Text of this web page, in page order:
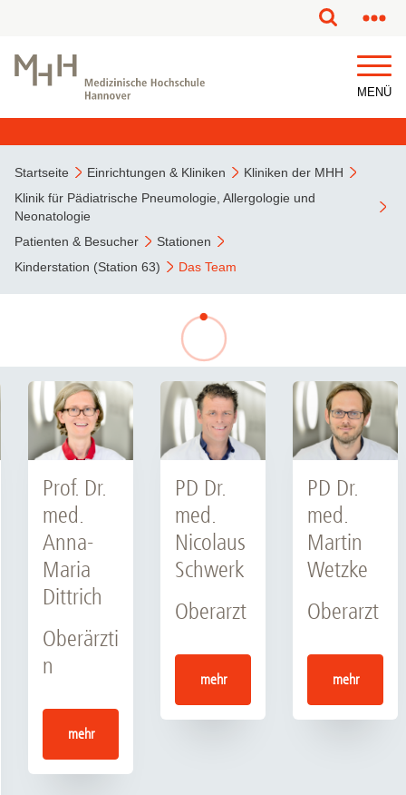
MENÜ
Startseite Einrichtungen & Kliniken
Kliniken der MHH
Klinik für Pädiatrische Pneumologie, Allergologie und
Neonatologie
Patienten & Besucher
Stationen
Kinderstation (Station 63)
Das Team
Prof. Dr.
med.
Anna-
Maria
Dittrich
Oberärzti
n
mehr
PD Dr.
med.
Nicolaus
Schwerk
Oberarzt
mehr
PD Dr.
med.
Martin
Wetzke
Oberarzt
mehr